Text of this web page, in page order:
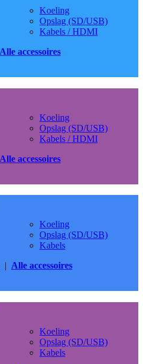
Koeling
Opslag (SD/USB)
Kabels / HDMI
Alle accessoires
Koeling
Opslag (SD/USB)
Kabels / HDMI
Alle accessoires
Koeling
Opslag (SD/USB)
Kabels
| Alle accessoires
Koeling
Opslag (SD/USB)
Kabels